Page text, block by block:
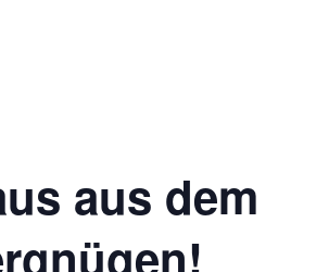
aus dem